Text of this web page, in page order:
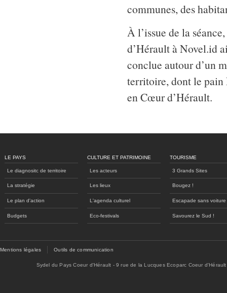
communes, des
À l’issue de la
d’Hérault à Novel.id
conclue autour d’un
territoire, dont le pain
en Cœur d’Hérault.
LE PAYS
Le diagnositc de territoire
La stratégie
Le plan d'action
Budgets
CULTURE ET PATRIMOINE
Les acteurs
Les lieux
L'agenda culturel
Eco-festivals
TOURISME
3 Grands Sites
Bougez !
Escapade sans voiture
Savourez le Sud !
Mentions légales Outils de communication
Sydel du Pays Coeur d'Hérault - 9 rue de la Lucques Ecoparc Coeur